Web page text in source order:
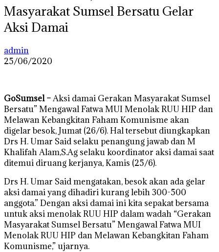
Masyarakat Sumsel Bersatu Gelar
Aksi Damai
admin
25/06/2020
GoSumsel –Aksi damai Gerakan Masyarakat Sumsel
Bersatu” Mengawal Fatwa MUI Menolak RUU HIP dan
Melawan Kebangkitan Faham Komunisme akan
digelar besok, Jumat (26/6). Hal tersebut diungkapkan
Drs H. Umar Said selaku penangung jawab dan M
Khalifah Alam,S.Ag selaku koordinator aksi damai saat
ditemui diruang kerjanya, Kamis (25/6).
Drs H. Umar Said mengatakan, besok akan ada gelar
aksi damai yang dihadiri kurang lebih 300-500
anggota.” Dengan aksi damai ini kita sepakat bersama
untuk aksi menolak RUU HIP dalam wadah “Gerakan
Masyarakat Sumsel Bersatu” Mengawal Fatwa MUI
Menolak RUU HIP dan Melawan Kebangkitan Faham
Komunisme,” ujarnya.